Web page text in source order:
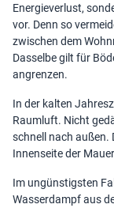
Energieverlust,
vor. Denn so
zwischen dem
Dasselbe gilt für
angrenzen.
In der kalten
Raumluft. Nicht
schnell nach außen.
Innenseite der
Im ungünstigsten
Wasserdampf aus